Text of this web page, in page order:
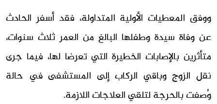
ووفق المعطيات الأولية المتداولة، فقد أسفر الحادث
عن وفاة سيدة وطفلها البالغ من العمر ثلاث سنوات،
متأثرين بالإصابات الخطيرة التي تعرضا لها، فيما جرى
نقل الزوج وباقي الركاب إلى المستشفى في حالة
وُصفت بالحرجة لتلقي العلاجات اللازمة.